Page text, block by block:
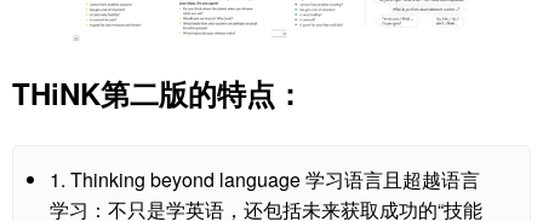
THiNK第二版的特点：
1. Thinking beyond language 学习语言且超越语言
学习：不只是学英语，还包括未来获取成功的“技能